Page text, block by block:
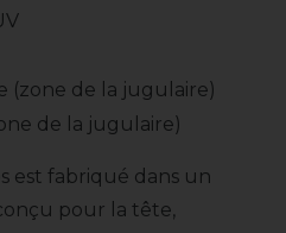
(zone de la jugulaire)
de la jugulaire)
est fabriqué dans un
pour la tête,